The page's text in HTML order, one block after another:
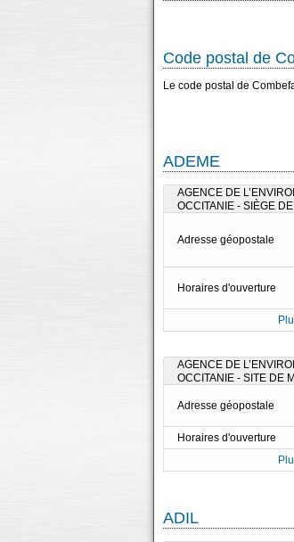
Code postal de
Le code postal de
ADEME
AGENCE DE
OCCITANIE - SIÈGE
Adresse géopostale
Horaires d'ouverture
AGENCE DE
OCCITANIE - SITE DE
Adresse géopostale
Horaires d'ouverture
ADIL